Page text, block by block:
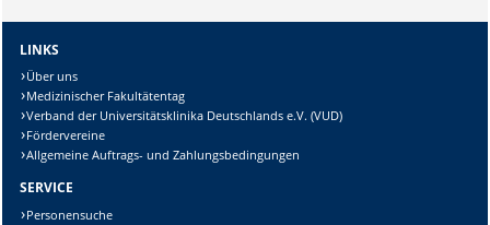
LINKS
Über uns
Medizinischer Fakultätentag
Verband der Universitätsklinika Deutschlands e.V. (VUD)
Fördervereine
Allgemeine Auftrags- und Zahlungsbedingungen
SERVICE
Personensuche